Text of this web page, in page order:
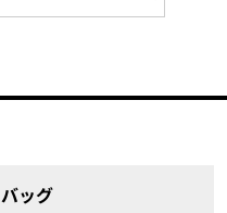
バッグ